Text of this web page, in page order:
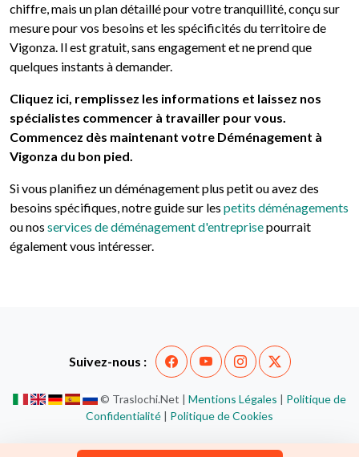
chiffre, mais un plan détaillé pour votre tranquillité, conçu sur
mesure pour vos besoins et les spécificités du territoire de
Vigonza. Il est gratuit, sans engagement et ne prend que
quelques instants à demander.
Cliquez ici, remplissez les informations et laissez nos
spécialistes commencer à travailler pour vous.
Commencez dès maintenant votre Déménagement à
Vigonza du bon pied.
Si vous planifiez un déménagement plus petit ou avez des
besoins spécifiques, notre guide sur les petits déménagements
ou nos services de déménagement d'entreprisepourrait
également vous intéresser.
Suivez-nous :
© Traslochi.Net | Mentions Légales | Politique de
Confidentialité | Politique de Cookies